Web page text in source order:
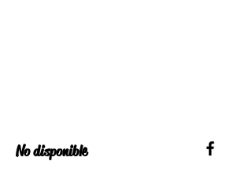
No disponible